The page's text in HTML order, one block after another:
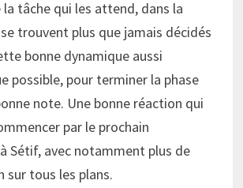
tâche qui les attend, dans la
trouvent plus que jamais décidés
bonne dynamique aussi
possible, pour terminer la phase
note. Une bonne réaction qui
par le prochain
Sétif, avec notamment plus de
tous les plans.